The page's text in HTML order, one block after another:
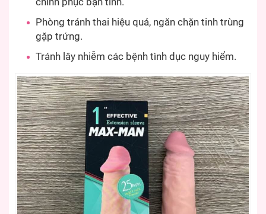
Phòng tránh thai hiệu quả, ngăn chặn tinh trùng
gặp trứng.
Tránh lây nhiễm các bệnh tình dục nguy hiểm.